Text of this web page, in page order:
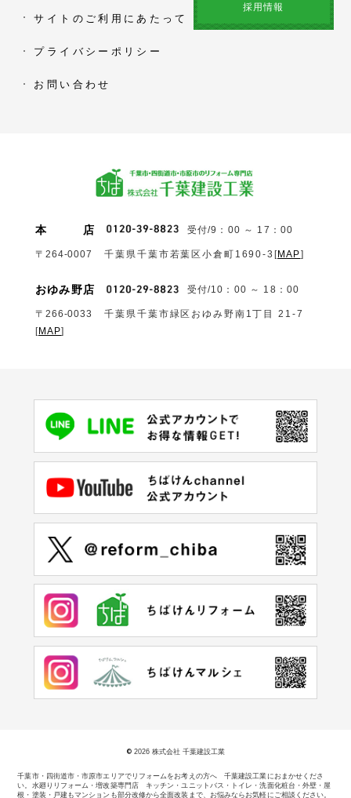
サイトのご利用にあたって
プライバシーポリシー
お問い合わせ
採用情報
本 店 受付/9：00 ～ 17：00
〒264-0007 千葉県千葉市若葉区小倉町1690‐3 [MAP]
おゆみ野店 受付/10：00 ～ 18：00
〒266-0033
千葉県千葉市緑区おゆみ野南1丁目 21-7
[MAP]
千葉市・四街道市・市原市エリアでリフォームをお考えの方へ 千葉建設工業におまかせくださ
い。 水廻りリフォーム・増改築専門店 キッチン・ユニットバス・トイレ・洗面化粧台・外壁・屋
根・塗装・戸建もマンションも部分改修から全面改装まで、お悩みならお気軽にご相談ください。
© 2026 株式会社 千葉建設工業